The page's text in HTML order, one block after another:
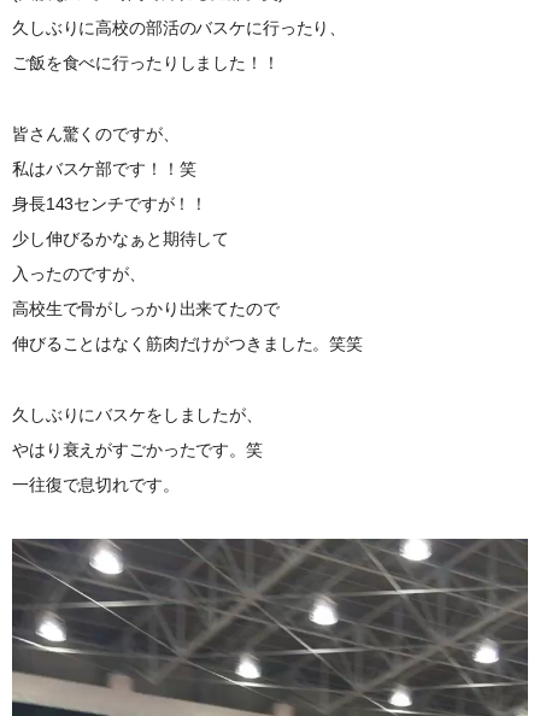
久しぶりに高校の部活のバスケに行ったり、
ご飯を食べに行ったりしました！！
皆さん驚くのですが、
私はバスケ部です！！笑
身長143センチですが！！
少し伸びるかなぁと期待して
入ったのですが、
高校生で骨がしっかり出来てたので
伸びることはなく筋肉だけがつきました。笑笑
久しぶりにバスケをしましたが、
やはり衰えがすごかったです。笑
一往復で息切れです。
動
プ